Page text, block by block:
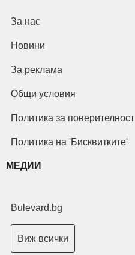
За нас
Новини
За реклама
Общи условия
Политика за поверителност
Политика на 'Бисквитките'
МЕДИИ
Bulevard.bg
Виж всички